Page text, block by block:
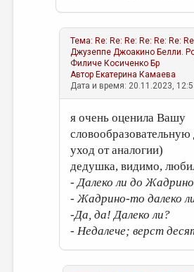
Тема: Re: Re: Re: Re: Re: Re:
Джузеппе Джоакино Белли.
Филиче Косиченко Бр
Автор Екатерина Камаева
Дата и время: 20.11.2023,
я очень оценила Вашу
словообразовательную
уход от аналогии)
дедушка, видимо,
- Далеко ли до
- Жадрино-то далеко
-Да, да! Далеко ли?
- Недалече; верст